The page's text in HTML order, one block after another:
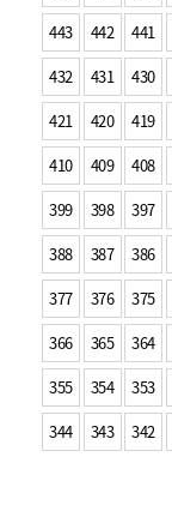
443
442 441
432
431 430
421
420 419
410
409 408
399
398 397
388
387 386
377
376 375
366
365 364
355
354 353
344
343 342